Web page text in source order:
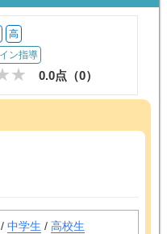
高
ン指導
0.0点（0）
/ 中学生 / 高校生